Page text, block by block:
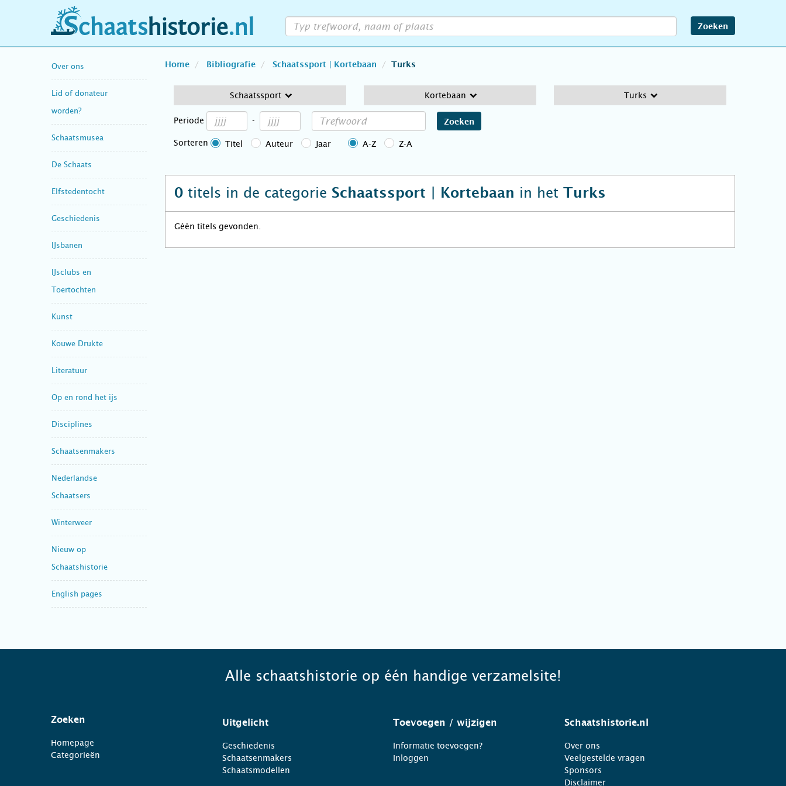
schaatshistorie.nl Zoeken
Over ons
Lid of donateur
worden?
Schaatsmusea
De Schaats
Elfstedentocht
Geschiedenis
IJsbanen
IJsclubs en
Toertochten
Kunst
Kouwe Drukte
Literatuur
Op en rond het ijs
Disciplines
Schaatsenmakers
Nederlandse
Schaatsers
Winterweer
Nieuw op
Schaatshistorie
English pages
Home Bibliografie Schaatssport | Kortebaan Turks
Schaatssport Kortebaan Turks
Periode - Zoeken
Sorteren Titel Auteur Jaar A-Z Z-A
0 titels in de categorie Schaatssport | Kortebaan in het Turks
Géén titels gevonden.
Alle schaatshistorie op één handige verzamelsite!
Zoeken
Homepage
Categorieën
Uitgelicht
Geschiedenis
Schaatsenmakers
Schaatsmodellen
Toevoegen / wijzigen
Informatie toevoegen?
Inloggen
Schaatshistorie.nl
Over ons
Veelgestelde vragen
Sponsors
Disclaimer